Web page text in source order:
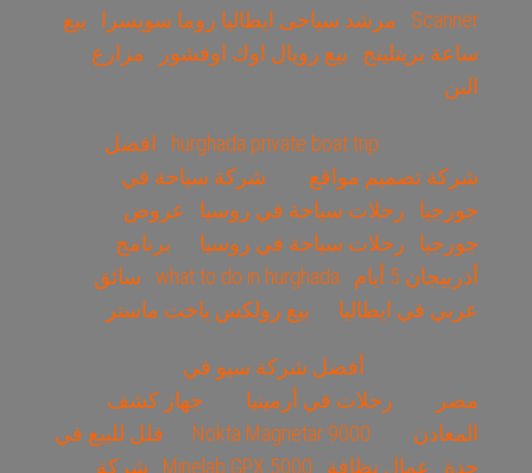
Scanner
مرشد سياحى ايطاليا روما سويسرا
بيع
ساعة بريتلينج
بيع رويال اوك اوفشور
مزارع
البن
hurghada private boat trip
افضل
شركة تصميم مواقع
شركة سياحة في
جورجيا
رحلات سياحة في روسيا
عروض
جورجيا
رحلات سياحة في روسيا
برنامج
أذربيجان 5 أيام
what to do in hurghada
سائق
عربي في ايطاليا
بيع رولكس ياخت ماستر
أفضل شركة سيو في
مصر
رحلات في أرمينيا
جهاز كشف
المعادن
Nokta Magnetar 9000
فلل للبيع في
جدة
عمال نظافة Minelab GPX 5000 شركة